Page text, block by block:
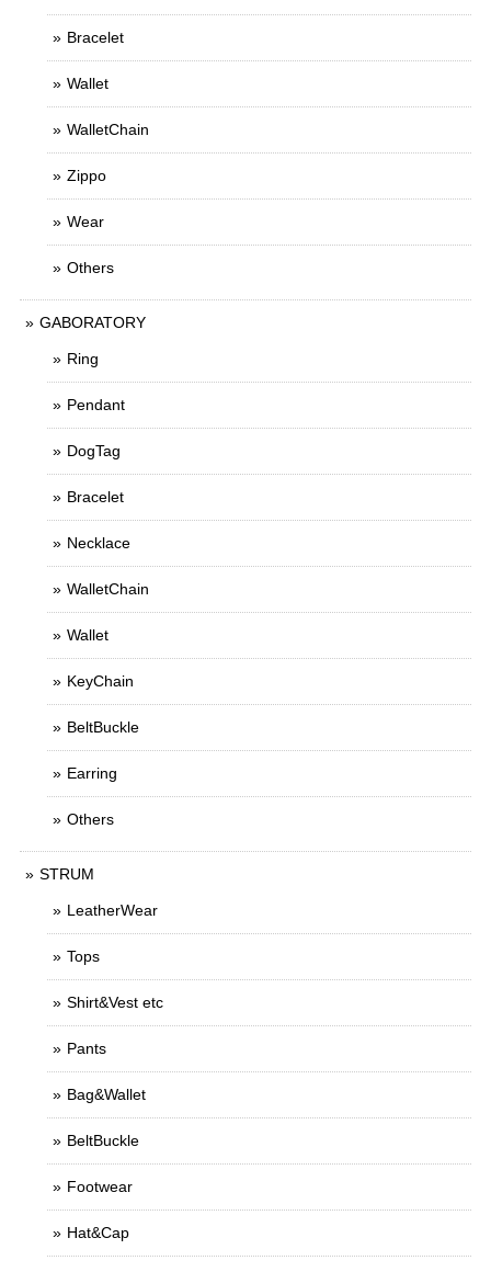
Bracelet
Wallet
WalletChain
Zippo
Wear
Others
GABORATORY
Ring
Pendant
DogTag
Bracelet
Necklace
WalletChain
Wallet
KeyChain
BeltBuckle
Earring
Others
STRUM
LeatherWear
Tops
Shirt&Vest etc
Pants
Bag&Wallet
BeltBuckle
Footwear
Hat&Cap